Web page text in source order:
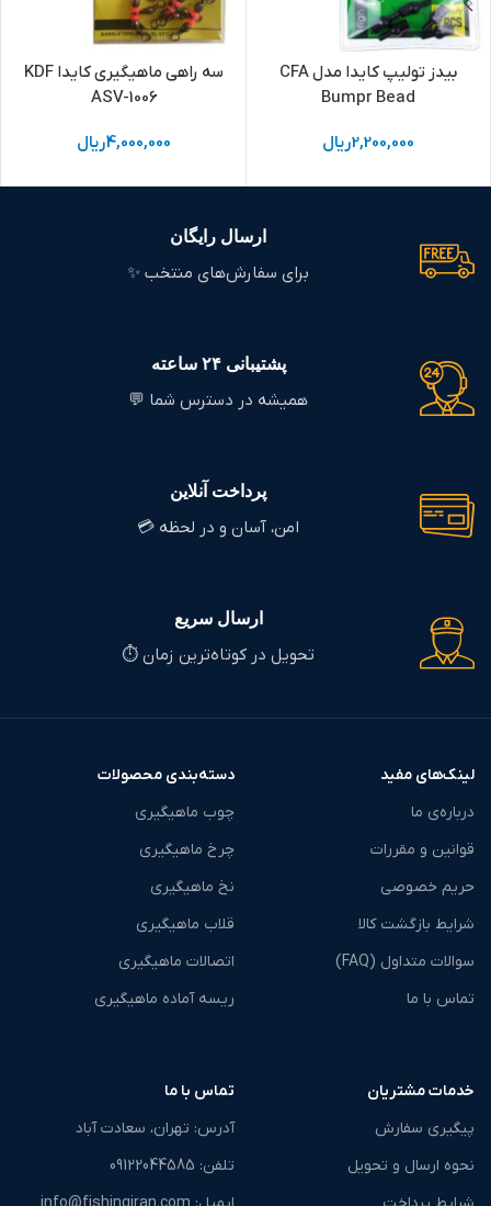
بیدز تولیپ کایدا مدل CFA
Bumpr Bead
2,200,000ریال
سه راهی ماهیگیری کایدا KDF
ASV-1006
4,000,000ریال
ارسال رایگان
برای سفارش‌های منتخب ✨
پشتیبانی ۲۴ ساعته
همیشه در دسترس شما 💬
پرداخت آنلاین
امن، آسان و در لحظه 💳
ارسال سریع
تحویل در کوتاه‌ترین زمان ⏱️
لینک‌های مفید
درباره‌ی ما
قوانین و مقررات
حریم خصوصی
شرایط بازگشت کالا
سوالات متداول (FAQ)
تماس با ما
دسته‌بندی محصولات
چوب ماهیگیری
چرخ ماهیگیری
نخ ماهیگیری
قلاب ماهیگیری
اتصالات ماهیگیری
ریسه آماده ماهیگیری
خدمات مشتریان
پیگیری سفارش
نحوه ارسال و تحویل
تماس با ما
آدرس: تهران، سعادت آباد
تلفن: ‎09122044585